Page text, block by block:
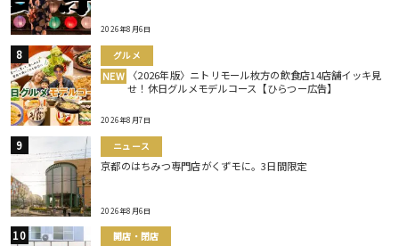
2026年8月6日
グルメ
NEW 〈2026年版〉ニトリモール枚方の飲食店14店舗イッキ見
せ！休日グルメモデルコース【ひらつー広告】
2026年8月7日
ニュース
京都のはちみつ専門店がくずモに。3日間限定
2026年8月6日
開店・閉店